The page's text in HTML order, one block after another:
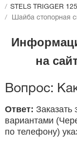
/ STELS TRIGGER 125
/
Шайба стопорная
на
Вопрос:
Ответ: Заказать
вариантами
по телефону)